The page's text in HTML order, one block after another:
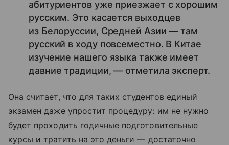
абитуриентов уже приезжает с хорошим
русским. Это касается выходцев
из Белоруссии, Средней Азии — там
русский в ходу повсеместно. В Китае
изучение нашего языка также имеет
давние традиции, — отметила эксперт.
Она считает, что для таких студентов единый
экзамен даже упростит процедуру: им не нужно
будет проходить годичные подготовительные
курсы и тратить на это деньги — достаточно